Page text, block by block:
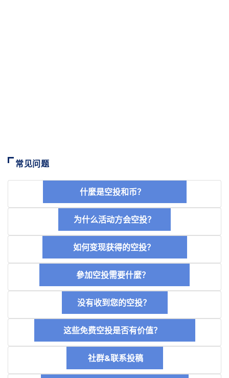
常见问题
什麼是空投和币？
为什么活动方会空投？
如何变现获得的空投？
參加空投需要什麼？
没有收到您的空投？
这些免费空投是否有价值？
社群&联系投稿